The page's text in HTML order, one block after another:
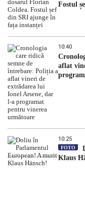
Fostul
10:40
aflat
10:25
FOTO
Klaus